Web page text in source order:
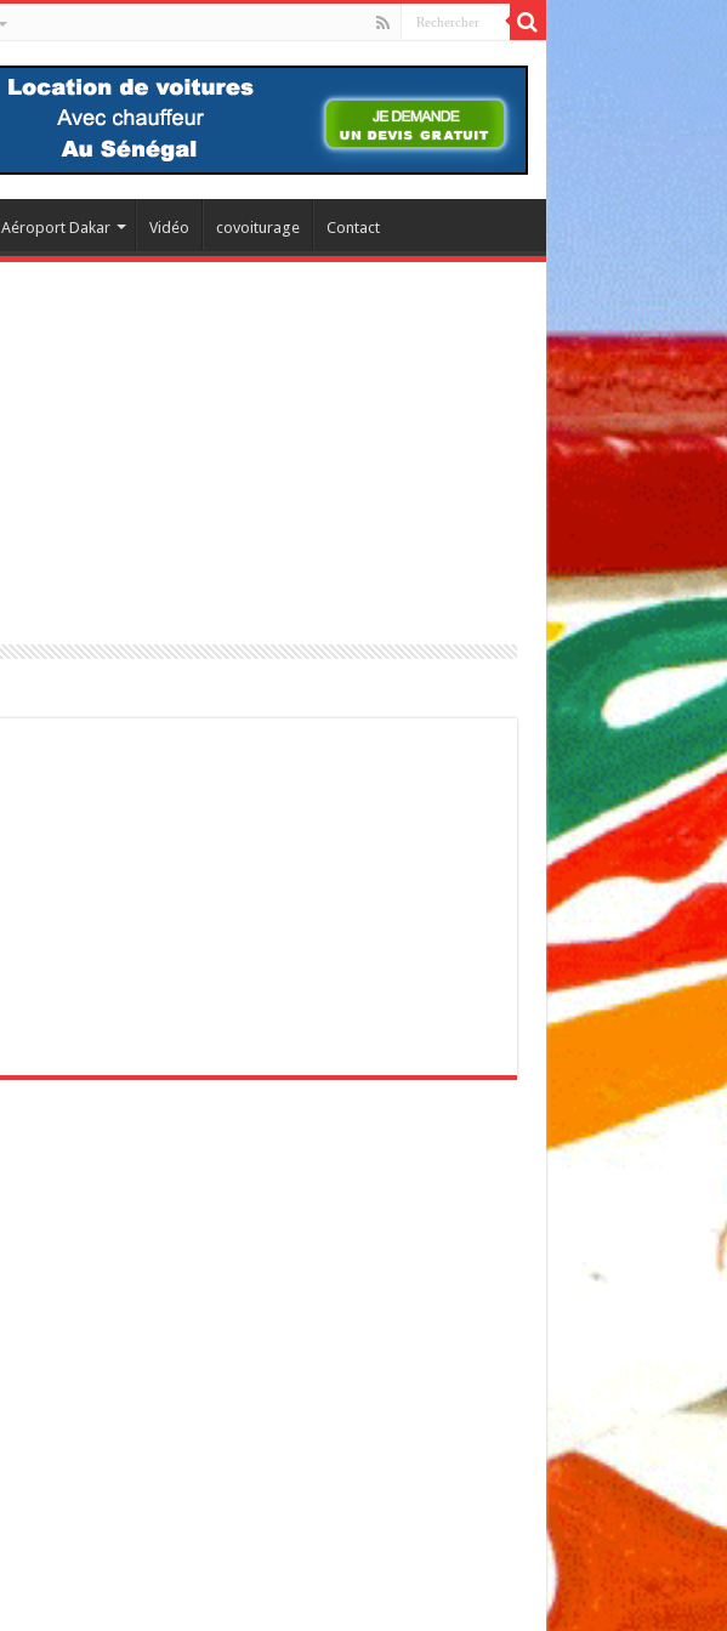
Aéroport Dakar Vidéo covoiturage Contact